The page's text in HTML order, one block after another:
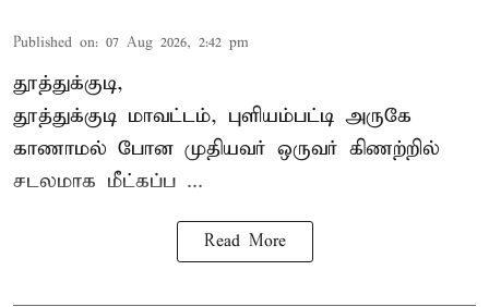
Published on: 07 Aug 2026, 2:42 pm
தூத்துக்குடி,
தூத்துக்குடி மாவட்டம், புளியம்பட்டி அருகே
காணாமல் போன முதியவர் ஒருவர் கிணற்றில்
சடலமாக மீட்கப்ப ...
Read More